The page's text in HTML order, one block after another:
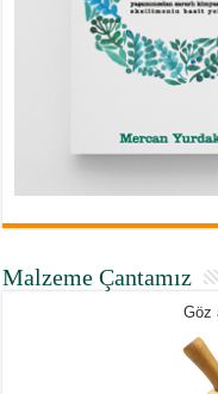
Malzeme Çantamız
Göz